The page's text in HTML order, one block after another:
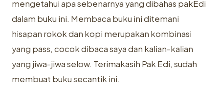
mengetahui apa sebenarnya yang dibahas pakEdi
dalam buku ini. Membaca buku ini ditemani
hisapan rokok dan kopi merupakan kombinasi
yang pass, cocok dibaca saya dan kalian-kalian
yang jiwa-jiwa selow. Terimakasih Pak Edi, sudah
membuat buku secantik ini.